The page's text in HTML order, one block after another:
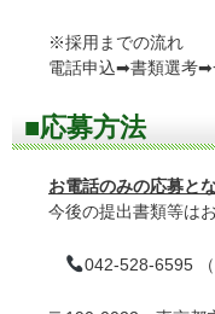
※採用までの流れ
電話申込➡書類選考
■応募方法
お電話のみの応募と
今後の提出書類等は
042-528-6595